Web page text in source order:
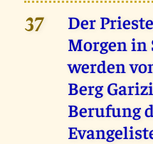
37
Der
Morgen in
werden
Berg
Berufung